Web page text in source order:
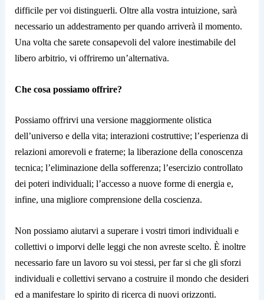
difficile per voi distinguerli. Oltre alla vostra intuizione, sarà
necessario un addestramento per quando arriverà il momento.
Una volta che sarete consapevoli del valore inestimabile del
libero arbitrio, vi offriremo un’alternativa.
Che cosa possiamo offrire?
Possiamo offrirvi una versione maggiormente olistica
dell’universo e della vita; interazioni costruttive; l’esperienza di
relazioni amorevoli e fraterne; la liberazione della conoscenza
tecnica; l’eliminazione della sofferenza; l’esercizio controllato
dei poteri individuali; l’accesso a nuove forme di energia e,
infine, una migliore comprensione della coscienza.
Non possiamo aiutarvi a superare i vostri timori individuali e
collettivi o imporvi delle leggi che non avreste scelto. È inoltre
necessario fare un lavoro su voi stessi, per far si che gli sforzi
individuali e collettivi servano a costruire il mondo che desideri
ed a manifestare lo spirito di ricerca di nuovi orizzonti.